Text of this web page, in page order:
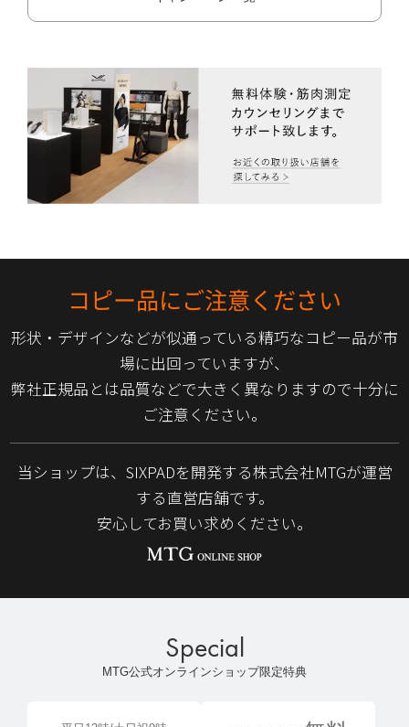
コピー品にご注意ください
形状・デザインなどが似通っている精巧なコピー品が市
場に出回っていますが、
弊社正規品とは品質などで大きく異なりますので十分に
ご注意ください。
当ショップは、SIXPADを開発する株式会社MTGが運営
する直営店舗です。
安心してお買い求めください。
Special
MTG公式オンラインショップ限定特典